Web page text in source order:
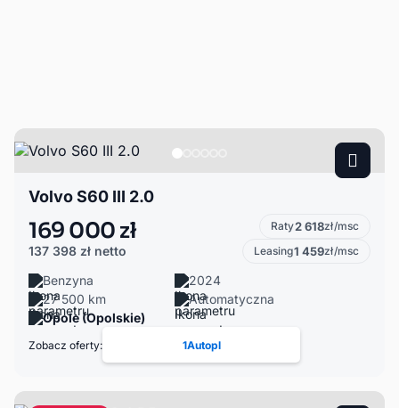
Volvo S60 III 2.0
169 000 zł
137 398 zł netto
Raty2 618zł/msc
Leasing1 459zł/msc
Benzyna
2024
27 500 km
Automatyczna
Opole (Opolskie)
Zobacz oferty: 1Autopl